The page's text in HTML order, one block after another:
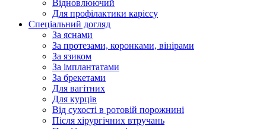
Відновлюючий
Для профілактики карієсу
Спеціальний догляд
За яснами
За протезами, коронками, вінірами
За язиком
За імплантатами
За брекетами
Для вагітних
Для курців
Від сухості в ротовій порожнині
Після хірургічних втручань